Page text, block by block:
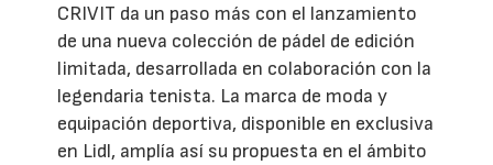
CRIVIT da un paso más con el lanzamiento
de una nueva colección de pádel de edición
limitada, desarrollada en colaboración con la
legendaria tenista. La marca de moda y
equipación deportiva, disponible en exclusiva
en Lidl, amplía así su propuesta en el ámbito